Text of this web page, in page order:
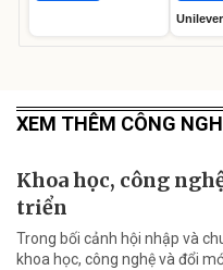
Unilever
XEM THÊM CÔNG
Khoa học, công
triển
Trong bối cảnh hội nhập và
khoa học, công nghệ và đổi